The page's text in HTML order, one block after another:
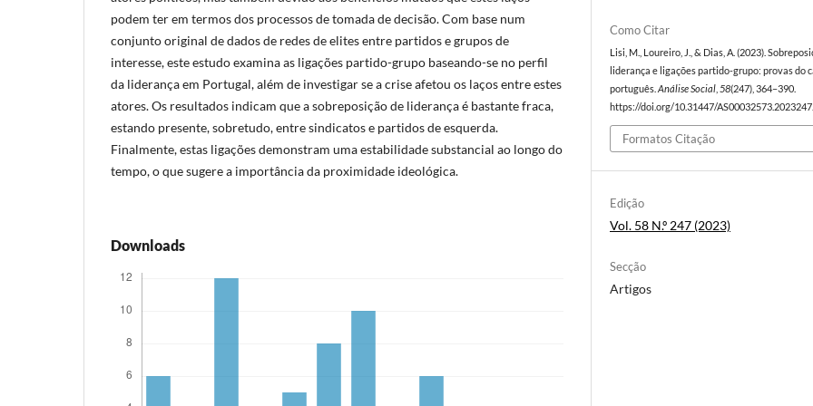
podem ter em termos dos processos de tomada de decisão. Com base num
conjunto original de dados de redes de elites entre partidos e grupos de
interesse, este estudo examina as ligações partido-grupo baseando-se no perfil
da liderança em Portugal, além de investigar se a crise afetou os laços entre estes
atores. Os resultados indicam que a sobreposição de liderança é bastante fraca,
estando presente, sobretudo, entre sindicatos e partidos de esquerda.
Finalmente, estas ligações demonstram uma estabilidade substancial ao longo do
tempo, o que sugere a importância da proximidade ideológica.
Downloads
Como Citar
Lisi, M., Loureiro, J., & Dias, A. (2023).
liderança e ligações partido-grupo: provas do
português.Análise Social ,58(247), 364–390.
https://doi.org/10.31447/
Formatos Citação
Edição
Vol. 58 N.º 247 (2023)
Secção
Artigos